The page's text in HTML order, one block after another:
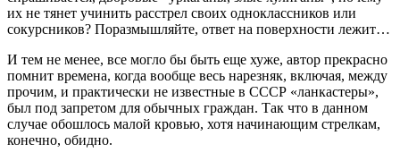
их не тянет учинить расстрел своих одноклассников или
сокурсников? Поразмышляйте, ответ на поверхности лежит…
И тем не менее, все могло бы быть еще хуже, автор прекрасно
помнит времена, когда вообще весь нарезняк, включая, между
прочим, и практически не известные в СССР «ланкастеры»,
был под запретом для обычных граждан. Так что в данном
случае обошлось малой кровью, хотя начинающим стрелкам,
конечно, обидно.